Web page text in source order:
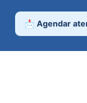
📩 Agendar